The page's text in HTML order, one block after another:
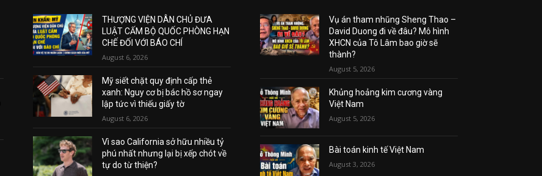
THƯỢNG VIỆN DÂN CHỦ ĐƯA
LUẬT CẤM BỘ QUỐC PHÒNG HẠN
CHẾ ĐỐI VỚI BÁO CHÍ
August 6, 2026
Mỹ siết chặt quy định cấp thẻ
xanh: Nguy cơ bị bác hồ sơ ngay
lập tức vì thiếu giấy tờ
August 6, 2026
Vì sao California sở hữu nhiều tỷ
phú nhất nhưng lại bị xếp chót về
tự do từ thiện?
Vụ án tham nhũng Sheng Thao –
David Duong đi về đâu? Mô hình
XHCN của Tô Lâm bao giờ sẽ
thành?
August 5, 2026
Khủng hoảng kim cương vàng
Việt Nam
August 5, 2026
Bài toán kinh tế Việt Nam
August 3, 2026